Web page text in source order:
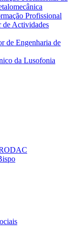
Profissional
de Actividades
de Engenharia de
da Lusofonia